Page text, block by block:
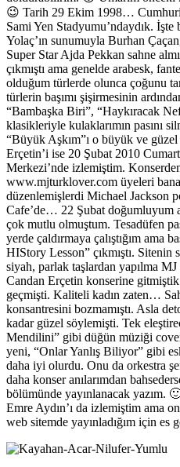
😉 Tarih 29 Ekim 1998…
Sami Yen Stadyumu’ndaydık.
Yolaç’ın sunumuyla Burhan
Super Star Ajda Pekkan sahne
çıkmıştı ama genelde arabesk,
olduğum türlerde olunca çoğunu
türlerin başımı şişirmesinin
“Bambaşka Biri”, “Haykıracak
klasikleriyle kulaklarımın pasını
“Büyük Aşkım”ı o büyük ve
Erçetin’i ise 20 Şubat 2010
Merkezi’nde izlemiştim.
www.mjturklover.com üyeleri
düzenlemişlerdi Michael Jackson
Cafe’de… 22 Şubat doğumluyum
çok mutlu olmuştum. Tesadüfen
yerde çaldırmaya çalıştığım ama
HIStory Lesson” çıkmıştı.
siyah, parlak taşlardan yapılma
Candan Erçetin konserine
geçmişti. Kaliteli kadın zaten…
konsantresini bozmamıştı. Asla
kadar güzel söylemişti. Tek
Mendilini” gibi düğün müziği
yeni, “Onlar Yanlış Biliyor” gibi
daha iyi olurdu. Onu da orkestra
daha konser anılarımdan
bölümünde yayınlanacak yazım.
Emre Aydın’ı da izlemiştim ama
web sitemde yayınladığım için es